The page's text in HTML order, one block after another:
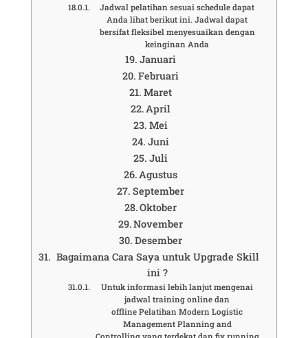
Jadwal pelatihan sesuai schedule dapat
Anda lihat berikut ini. Jadwal dapat
bersifat fleksibel menyesuaikan dengan
keinginan Anda
Januari
Februari
Maret
April
Mei
Juni
Juli
Agustus
September
Oktober
November
Desember
Bagaimana Cara Saya untuk Upgrade Skill
ini ?
Untuk informasi lebih lanjut mengenai
jadwal training online dan
offline Pelatihan Modern Logistic
Management Planning and